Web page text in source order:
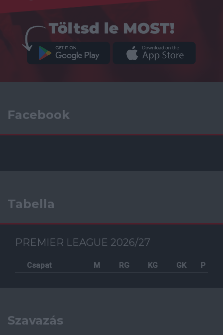
Facebook
Tabella
PREMIER LEAGUE 2026/27
Csapat M RG KG GK P
Szavazás